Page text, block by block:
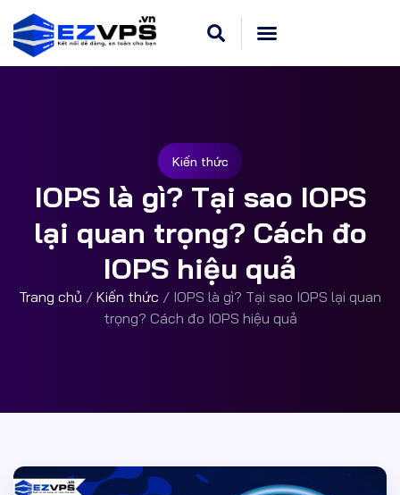
Kiến thức
IOPS là gì? Tại sao IOPS
lại quan trọng? Cách đo
IOPS hiệu quả
Trang chủ / Kiến thức / IOPS là gì? Tại sao IOPS lại quan
trọng? Cách đo IOPS hiệu quả